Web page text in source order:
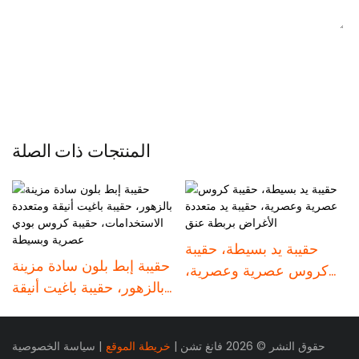
المنتجات ذات الصلة
حقيبة إبط بلون سادة مزينة
بالزهور، حقيبة باغيت أنيقة
وبسيطة
حقيبة يد بسيطة، حقيبة
كروس عصرية وعصرية،
بربطة عنق
حقوق النشر © 2026 فانغ تشن | خريطة الموقع | سياسة الخصوصية